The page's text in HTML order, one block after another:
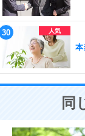
本
同